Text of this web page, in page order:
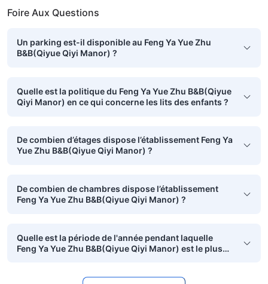
Foire Aux Questions
Un parking est-il disponible au Feng Ya Yue Zhu
B&B(Qiyue Qiyi Manor) ?
Quelle est la politique du Feng Ya Yue Zhu B&B(Qiyue
Qiyi Manor) en ce qui concerne les lits des enfants ?
De combien d’étages dispose l’établissement Feng Ya
Yue Zhu B&B(Qiyue Qiyi Manor) ?
De combien de chambres dispose l’établissement
Feng Ya Yue Zhu B&B(Qiyue Qiyi Manor) ?
Quelle est la période de l'année pendant laquelle
Feng Ya Yue Zhu B&B(Qiyue Qiyi Manor) est le plus